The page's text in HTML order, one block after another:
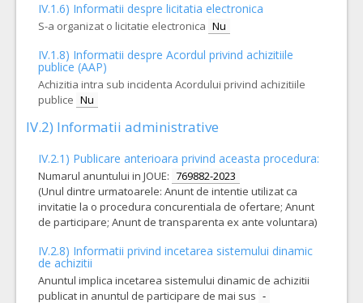
52. Materiale endovasculare ocluzii carotidiene in tandem cu trombi fibrinosi intracerebrali
COD CPV: 33111710-1 Accesorii pentru angiografie (Rev.2)
VALOAREA ESTIMATA FARA
TVA:
21.917,00 - 2.502.900,00 Leu
ATRIBUIT
Cant min si max este specificata in caietul de sarcini, al prezentei documentatii.
COD CPV: 33111710-1 Accesorii pentru angiografie (Rev.2)
VALOAREA ESTIMATA FARA
TVA:
15.765,00 - 2.008.500,00 Leu
ATRIBUIT
9. Materiale endovasculare trombectomii proximale cu stenoze vasculare asociate
IV.1.6) Informatii despre licitatia electronica
S-a organizat o licitatie electronica Nu
IV.1.8) Informatii despre Acordul privind achizitiile
publice (AAP)
Achizitia intra sub incidenta Acordului privind achizitiile
publice Nu
IV.2) Informatii administrative
IV.2.1) Publicare anterioara privind aceasta procedura:
Numarul anuntului in JOUE: 769882-2023
(Unul dintre urmatoarele: Anunt de intentie utilizat ca
invitatie la o procedura concurentiala de ofertare; Anunt
de participare; Anunt de transparenta ex ante voluntara)
IV.2.8) Informatii privind incetarea sistemului dinamic
de achizitii
Anuntul implica incetarea sistemului dinamic de achizitii
publicat in anuntul de participare de mai sus -